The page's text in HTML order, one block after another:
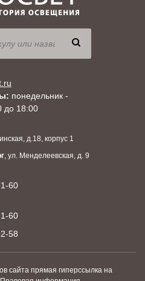
понедельник -
до 18:00
д.18, корпус 1
, ул. Менделеевская, д. 9
60
60
58
сайта прямая гиперссылка на